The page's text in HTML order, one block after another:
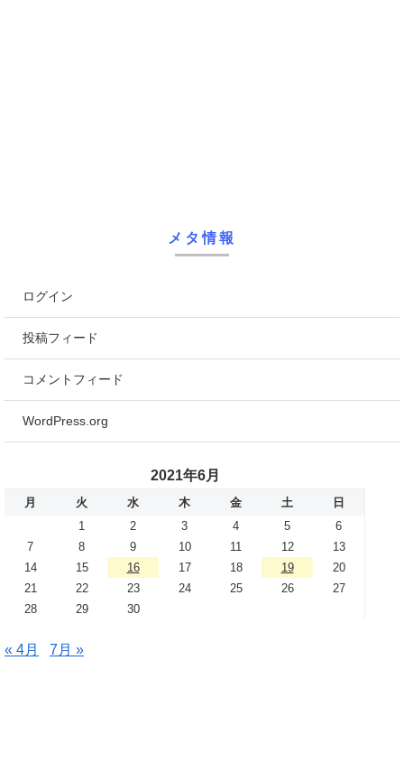
メタ情報
ログイン
投稿フィード
コメントフィード
WordPress.org
2021年6月
月 火 水 木 金 土
日
1
2 3 4 5
6
7
8 9 10 11 12
13
14
15 16 17 18 19
20
21
22 23 24 25 26
27
28
29 30
« 4月 7月 »